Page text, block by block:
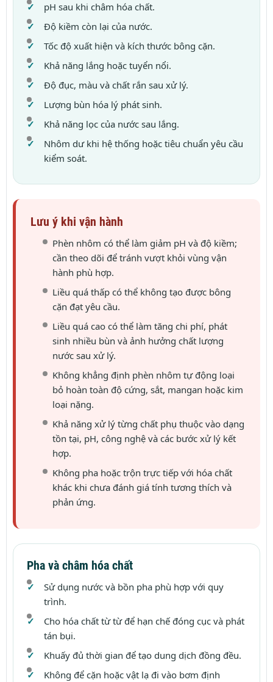
pH sau khi châm hóa chất.
Độ kiềm còn lại của nước.
Tốc độ xuất hiện và kích thước bông cặn.
Khả năng lắng hoặc tuyển nổi.
Độ đục, màu và chất rắn sau xử lý.
Lượng bùn hóa lý phát sinh.
Khả năng lọc của nước sau lắng.
Nhôm dư khi hệ thống hoặc tiêu chuẩn yêu cầu
kiểm soát.
Lưu ý khi vận hành
Phèn nhôm có thể làm giảm pH và độ kiềm;
cần theo dõi để tránh vượt khỏi vùng vận
hành phù hợp.
Liều quá thấp có thể không tạo được bông
cặn đạt yêu cầu.
Liều quá cao có thể làm tăng chi phí, phát
sinh nhiều bùn và ảnh hưởng chất lượng
nước sau xử lý.
Không khẳng định phèn nhôm tự động loại
bỏ hoàn toàn độ cứng, sắt, mangan hoặc kim
loại nặng.
Khả năng xử lý từng chất phụ thuộc vào dạng
tồn tại, pH, công nghệ và các bước xử lý kết
hợp.
Không pha hoặc trộn trực tiếp với hóa chất
khác khi chưa đánh giá tính tương thích và
phản ứng.
Pha và châm hóa chất
Sử dụng nước và bồn pha phù hợp với quy
trình.
Cho hóa chất từ từ để hạn chế đóng cục và phát
tán bụi.
Khuấy đủ thời gian để tạo dung dịch đồng đều.
Không để cặn hoặc vật lạ đi vào bơm định